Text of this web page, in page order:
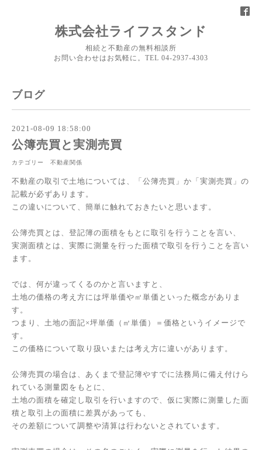
株式会社ライフスタンド
相続と不動産の無料相談所
お問い合わせはお気軽に。TEL 04-2937-4303
ブログ
2021-08-09 18:58:00
公簿売買と実測売買
カテゴリー 不動産関係
不動産の取引で土地については、「公簿売買」か「実測売買」の
記載が必ずあります。
この違いについて、簡単に触れておきたいと思います。
公簿売買とは、登記簿の面積をもとに取引を行うことを言い、
実測面積とは、実際に測量を行った面積で取引を行うことを言い
ます。
では、何が違ってくるのかと言いますと、
土地の価格の考え方には坪単価や㎡単価といった概念がありま
す。
つまり、土地の面記×坪単価（㎡単価）＝価格というイメージで
す。
この価格について取り扱いまたは考え方に違いがあります。
公簿売買の場合は、あくまで登記簿やすでに法務局に備え付けら
れている測量図をもとに、
土地の面積を確定し取引を行いますので、仮に実際に測量した面
積と取引上の面積に差異があっても、
その差額について調整や清算は行わないとされています。